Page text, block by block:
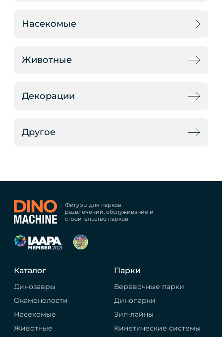
Насекомые
Животные
Декорации
Другое
Фигуры для парков
развлечений, обслуживание и
строительство парков
Каталог
Динозавры
Окаменелости
Насекомые
Животные
Парки
Верёвочные парки
Динопарки
Зип-лайны
Кинетические системы